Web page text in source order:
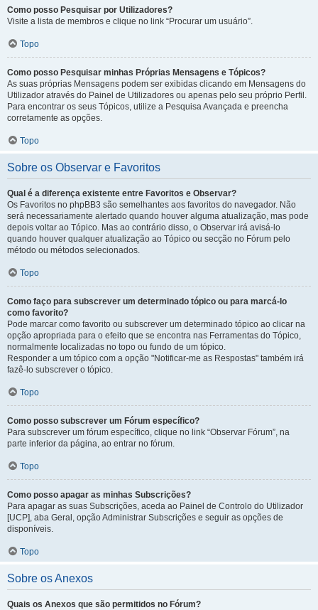
Como posso Pesquisar por Utilizadores?
Visite a lista de membros e clique no link “Procurar um usuário”.
Topo
Como posso Pesquisar minhas Próprias Mensagens e Tópicos?
As suas próprias Mensagens podem ser exibidas clicando em Mensagens do
Utilizador através do Painel de Utilizadores ou apenas pelo seu próprio Perfil.
Para encontrar os seus Tópicos, utilize a Pesquisa Avançada e preencha
corretamente as opções.
Topo
Sobre os Observar e Favoritos
Qual é a diferença existente entre Favoritos e Observar?
Os Favoritos no phpBB3 são semelhantes aos favoritos do navegador. Não
será necessariamente alertado quando houver alguma atualização, mas pode
depois voltar ao Tópico. Mas ao contrário disso, o Observar irá avisá-lo
quando houver qualquer atualização ao Tópico ou secção no Fórum pelo
método ou métodos selecionados.
Topo
Como faço para subscrever um determinado tópico ou para marcá-lo
como favorito?
Pode marcar como favorito ou subscrever um determinado tópico ao clicar na
opção apropriada para o efeito que se encontra nas Ferramentas do Tópico,
normalmente localizadas no topo ou fundo de um tópico.
Responder a um tópico com a opção "Notificar-me as Respostas" também irá
fazê-lo subscrever o tópico.
Topo
Como posso subscrever um Fórum específico?
Para subscrever um fórum específico, clique no link “Observar Fórum”, na
parte inferior da página, ao entrar no fórum.
Topo
Como posso apagar as minhas Subscrições?
Para apagar as suas Subscrições, aceda ao Painel de Controlo do Utilizador
[UCP], aba Geral, opção Administrar Subscrições e seguir as opções de
disponíveis.
Topo
Sobre os Anexos
Quais os Anexos que são permitidos no Fórum?